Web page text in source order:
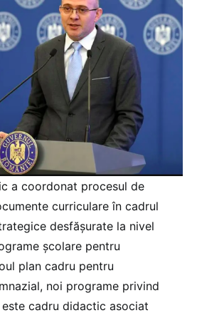
a coordonat procesul de
curriculare în cadrul
desfăşurate la nivel
școlare pentru
plan cadru pentru
noi programe privind
este cadru didactic asociat